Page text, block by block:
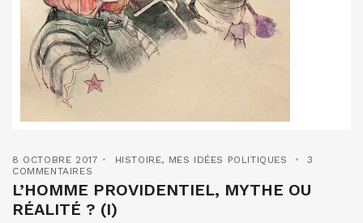
8 OCTOBRE 2017 HISTOIRE, MES IDÉES POLITIQUES
3
COMMENTAIRES
L’HOMME PROVIDENTIEL, MYTHE OU
RÉALITÉ ? (I)